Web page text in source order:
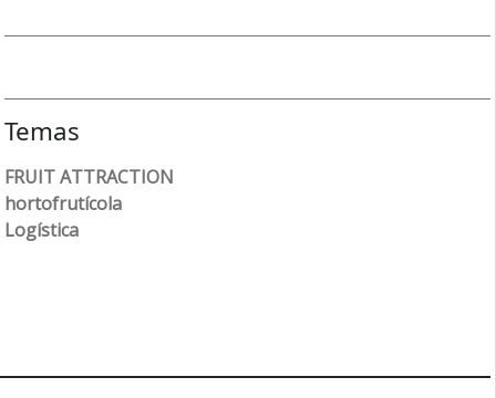
Temas
FRUIT ATTRACTION
hortofrutícola
Logística